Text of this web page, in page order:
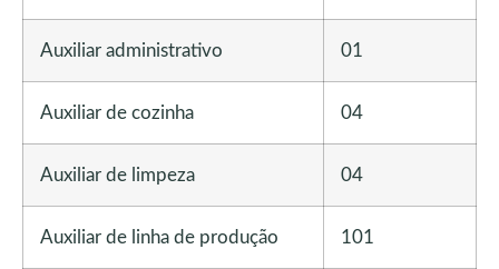
Auxiliar administrativo 01
Auxiliar de cozinha 04
Auxiliar de limpeza 04
Auxiliar de linha de produção 101